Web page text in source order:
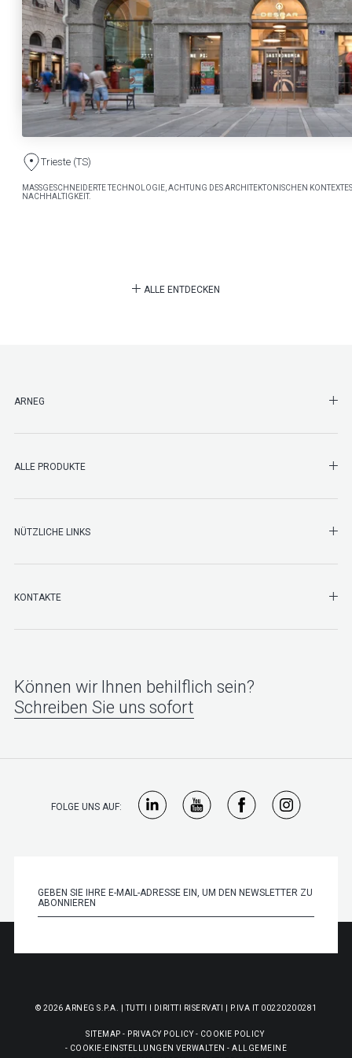
Trieste (TS)
MASSGESCHNEIDERTE TECHNOLOGIE, ACHTUNG DES ARCHITEKTONISCHEN
NACHHALTIGKEIT.
ALLE ENTDECKEN
ARNEG
ALLE PRODUKTE
NÜTZLICHE LINKS
KONTAKTE
Können wir Ihnen behilflich sein?
Schreiben Sie uns sofort
FOLGE UNS AUF:
© 2026 ARNEG S.P.A. | TUTTI I DIRITTI RISERVATI | P.IVA IT 00220200281
SITEMAP - PRIVACY POLICY- COOKIE POLICY
- COOKIE-EINSTELLUNGEN VERWALTEN -ALLGEMEINE